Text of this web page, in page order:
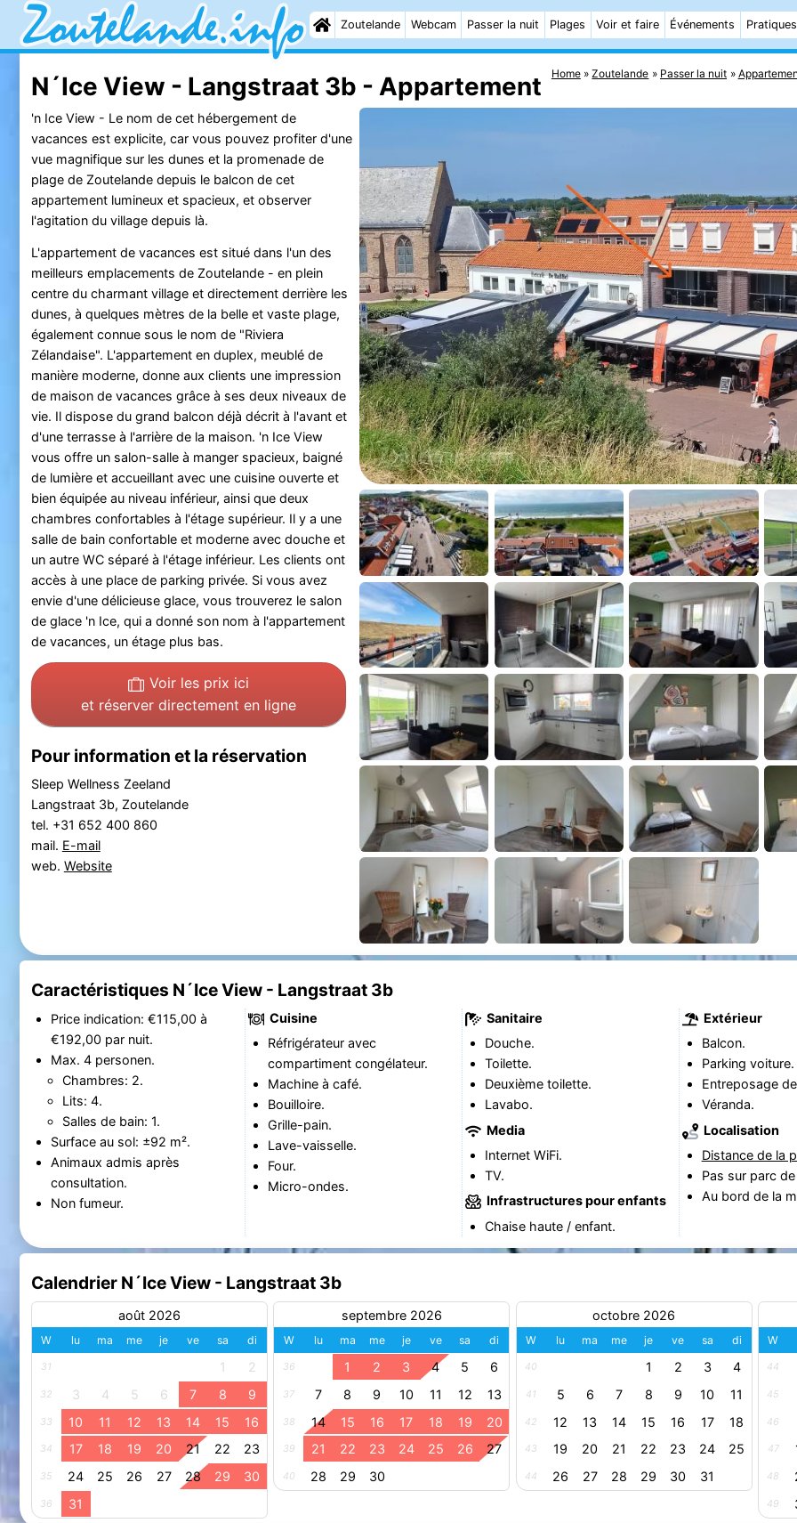
Zoutelande Webcam Passer la nuit Plages Voir et faire Événements Pratiques
Home Zoutelande Passer la nuit
N´Ice View - Langstraat 3b - Appartement
'n Ice View - Le nom de cet hébergement de
vacances est explicite, car vous pouvez profiter d'une
vue magnifique sur les dunes et la promenade de
plage de Zoutelande depuis le balcon de cet
appartement lumineux et spacieux, et observer
l'agitation du village depuis là.
L'appartement de vacances est situé dans l'un des
meilleurs emplacements de Zoutelande - en plein
centre du charmant village et directement derrière les
dunes, à quelques mètres de la belle et vaste plage,
également connue sous le nom de "Riviera
Zélandaise". L'appartement en duplex, meublé de
manière moderne, donne aux clients une impression
de maison de vacances grâce à ses deux niveaux de
vie. Il dispose du grand balcon déjà décrit à l'avant et
d'une terrasse à l'arrière de la maison. 'n Ice View
vous offre un salon-salle à manger spacieux, baigné
de lumière et accueillant avec une cuisine ouverte et
bien équipée au niveau inférieur, ainsi que deux
chambres confortables à l'étage supérieur. Il y a une
salle de bain confortable et moderne avec douche et
un autre WC séparé à l'étage inférieur. Les clients ont
accès à une place de parking privée. Si vous avez
envie d'une délicieuse glace, vous trouverez le salon
de glace 'n Ice, qui a donné son nom à l'appartement
de vacances, un étage plus bas.
Voir les prix ici
et réserver directement en ligne
Pour information et la réservation
Sleep Wellness Zeeland
Langstraat 3b, Zoutelande
tel. +31 652 400 860
mail. E-mail
web. Website
Caractéristiques N´Ice View - Langstraat 3b
Price indication: €115,00 à
€192,00 par nuit.
Max. 4 personen.
Chambres: 2.
Lits: 4.
Salles de bain: 1.
Surface au sol: ±92 m².
Animaux admis après
consultation.
Non fumeur.
Cuisine
Réfrigérateur avec
compartiment congélateur.
Machine à café.
Bouilloire.
Grille-pain.
Lave-vaisselle.
Four.
Micro-ondes.
Sanitaire
Douche.
Toilette.
Deuxième toilette.
Lavabo.
Media
Internet WiFi.
TV.
Infrastructures pour enfants
Chaise haute / enfant.
Extérieur
Balcon.
Parking voiture.
Entreposage
Véranda.
Localisation
Distance de la
Pas sur parc
Au bord de la
Calendrier N´Ice View - Langstraat 3b
août 2026
W lu ma me je ve sa di
31 1 2
32 3 4 5 6 7 8 9
33 10 11 12 13 14 15 16
34 17 18 19 20 21 22 23
35 24 25 26 27 28 29 30
36 31
septembre 2026
W lu ma me je ve sa di
36 1 2 3 4 5 6
37 7 8 9 10 11 12 13
38 14 15 16 17 18 19 20
39 21 22 23 24 25 26 27
40 28 29 30
octobre 2026
W lu ma me je ve sa di
40 1 2 3 4
41 5 6 7 8 9 10 11
42 12 13 14 15 16 17 18
43 19 20 21 22 23 24 25
44 26 27 28 29 30 31
W
44
45
46
47
48
49